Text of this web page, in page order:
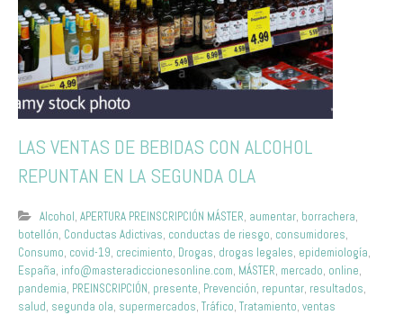
LAS VENTAS DE BEBIDAS CON ALCOHOL
REPUNTAN EN LA SEGUNDA OLA
Alcohol, APERTURA PREINSCRIPCIÓN MÁSTER, aumentar, borrachera,
botellón, Conductas Adictivas, conductas de riesgo, consumidores,
Consumo, covid-19, crecimiento, Drogas, drogas legales, epidemiología,
España, info@masteradiccionesonline.com, MÁSTER, mercado, online,
pandemia, PREINSCRIPCIÓN, presente, Prevención, repuntar, resultados,
salud, segunda ola, supermercados, Tráfico, Tratamiento, ventas